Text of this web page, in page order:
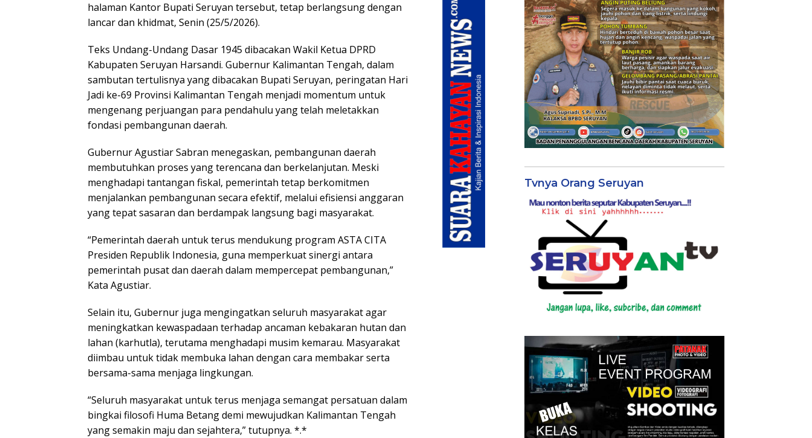
halaman Kantor Bupati Seruyan tersebut, tetap berlangsung dengan
lancar dan khidmat, Senin (25/5/2026).
Teks Undang-Undang Dasar 1945 dibacakan Wakil Ketua DPRD
Kabupaten Seruyan Harsandi. Gubernur Kalimantan Tengah, dalam
sambutan tertulisnya yang dibacakan Bupati Seruyan, peringatan Hari
Jadi ke-69 Provinsi Kalimantan Tengah menjadi momentum untuk
mengenang perjuangan para pendahulu yang telah meletakkan
fondasi pembangunan daerah.
Gubernur Agustiar Sabran menegaskan, pembangunan daerah
membutuhkan proses yang terencana dan berkelanjutan. Meski
menghadapi tantangan fiskal, pemerintah tetap berkomitmen
menjalankan pembangunan secara efektif, melalui efisiensi anggaran
yang tepat sasaran dan berdampak langsung bagi masyarakat.
“Pemerintah daerah untuk terus mendukung program ASTA CITA
Presiden Republik Indonesia, guna memperkuat sinergi antara
pemerintah pusat dan daerah dalam mempercepat pembangunan,”
Kata Agustiar.
Selain itu, Gubernur juga mengingatkan seluruh masyarakat agar
meningkatkan kewaspadaan terhadap ancaman kebakaran hutan dan
lahan (karhutla), terutama menghadapi musim kemarau. Masyarakat
diimbau untuk tidak membuka lahan dengan cara membakar serta
bersama-sama menjaga lingkungan.
“Seluruh masyarakat untuk terus menjaga semangat persatuan dalam
bingkai filosofi Huma Betang demi mewujudkan Kalimantan Tengah
yang semakin maju dan sejahtera,” tutupnya. *.*
Tvnya Orang Seruyan